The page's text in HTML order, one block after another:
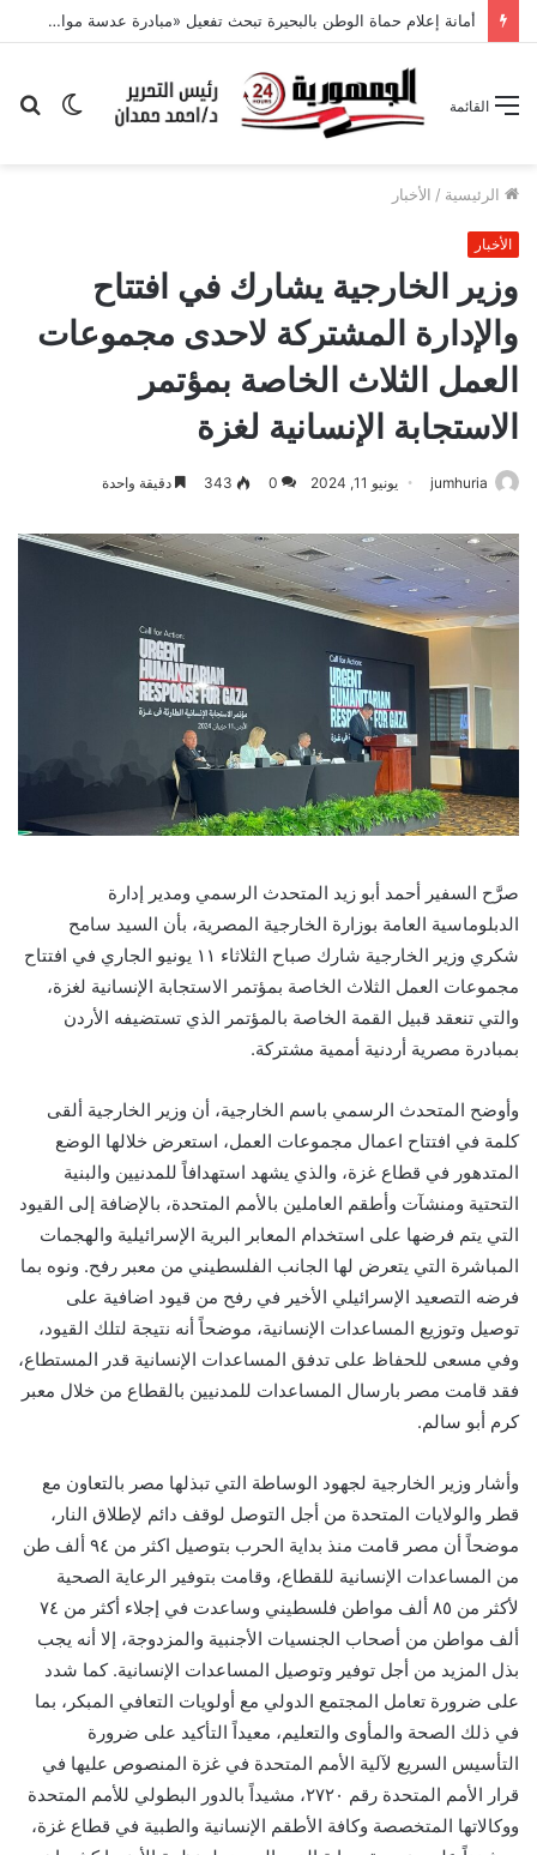
الوضع
القائمة
الرئيسية / الأخبار
الأخبار
‏‎وزير الخارجية يشارك في افتتاح
والإدارة المشتركة لاحدى مجموعات
العمل الثلاث الخاصة بمؤتمر
الاستجابة الإنسانية لغزة
jumhuria يونيو 11, 2024 0
343 دقيقة واحدة
صرَّح السفير أحمد أبو زيد المتحدث الرسمي ومدير إدارة
الدبلوماسية العامة بوزارة الخارجية المصرية، بأن السيد سامح
شكري وزير الخارجية شارك صباح الثلاثاء ١١ يونيو الجاري في افتتاح
مجموعات العمل الثلاث الخاصة بمؤتمر الاستجابة الإنسانية لغزة،
والتي تنعقد قبيل القمة الخاصة بالمؤتمر الذي تستضيفه الأردن
بمبادرة مصرية أردنية أممية مشتركة.
وأوضح المتحدث الرسمي باسم الخارجية، أن وزير الخارجية ألقى
كلمة في افتتاح اعمال مجموعات العمل، استعرض خلالها الوضع
المتدهور في قطاع غزة، والذي يشهد استهدافاً للمدنيين والبنية
التحتية ومنشآت وأطقم العاملين بالأمم المتحدة، بالإضافة إلى القيود
التي يتم فرضها على استخدام المعابر البرية الإسرائيلية والهجمات
المباشرة التي يتعرض لها الجانب الفلسطيني من معبر رفح. ونوه بما
فرضه التصعيد الإسرائيلي الأخير في رفح من قيود اضافية على
توصيل وتوزيع المساعدات الإنسانية، موضحاً أنه نتيجة لتلك القيود،
وفي مسعى للحفاظ على تدفق المساعدات الإنسانية قدر المستطاع،
فقد قامت مصر بارسال المساعدات للمدنيين بالقطاع من خلال معبر
كرم أبو سالم.
وأشار وزير الخارجية لجهود الوساطة التي تبذلها مصر بالتعاون مع
قطر والولايات المتحدة من أجل التوصل لوقف دائم لإطلاق النار،
موضحاً أن مصر قامت منذ بداية الحرب بتوصيل اكثر من ٩٤ ألف طن
من المساعدات الإنسانية للقطاع، وقامت بتوفير الرعاية الصحية
لأكثر من ٨٥ ألف مواطن فلسطيني وساعدت في إجلاء أكثر من ٧٤
ألف مواطن من أصحاب الجنسيات الأجنبية والمزدوجة، إلا أنه يجب
بذل المزيد من أجل توفير وتوصيل المساعدات الإنسانية. كما شدد
على ضرورة تعامل المجتمع الدولي مع أولويات التعافي المبكر، بما
في ذلك الصحة والمأوى والتعليم، معيداً التأكيد على ضرورة
التأسيس السريع لآلية الأمم المتحدة في غزة المنصوص عليها في
قرار الأمم المتحدة رقم ٢٧٢٠، مشيداً بالدور البطولي للأمم المتحدة
ووكالاتها المتخصصة وكافة الأطقم الإنسانية والطبية في قطاع غزة،